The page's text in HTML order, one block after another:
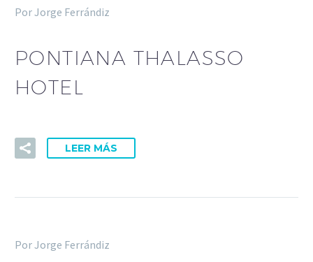
Por Jorge Ferrándiz
PONTIANA THALASSO
HOTEL
LEER MÁS
Por Jorge Ferrándiz